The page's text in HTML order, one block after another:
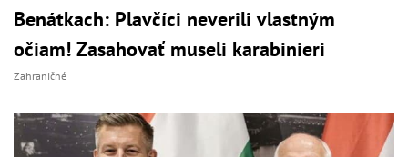
Benátkach: Plavčíci neverili vlastným
očiam! Zasahovať museli karabinieri
Zahraničné